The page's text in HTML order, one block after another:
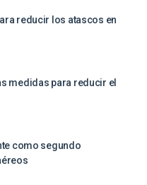
reducir los atascos en
medidas para reducir el
como segundo